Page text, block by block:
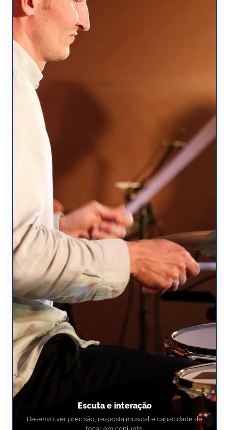
Escuta e interação
Desenvolver precisão, resposta musical e capacidade de